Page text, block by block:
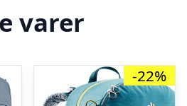
varer
-22%